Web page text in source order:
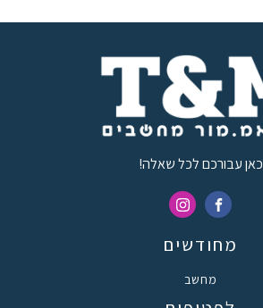
כאן עבורכם לכל שאלה!
מחודשים
מחשב